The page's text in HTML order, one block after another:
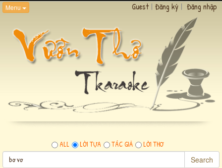
Menu Guest | Đăng ký | Đăng nhập
ALL LỜI TỰA TÁC GIẢ LỜI THƠ
Search